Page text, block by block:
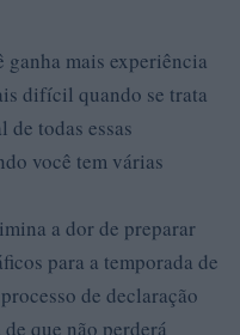
mais experiência
difícil quando se trata
de todas essas
você tem várias
a dor de preparar
para a temporada de
de declaração
que não perderá